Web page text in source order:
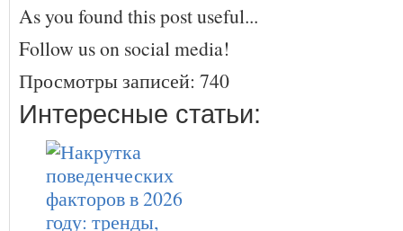
As you found this post useful...
Follow us on social media!
Просмотры записей: 740
Интересные статьи: